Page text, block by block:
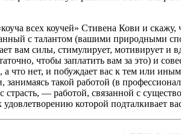
всех коучей» Стивена Кови и
с талантом (вашими природными
вам силы, стимулирует, мотивирует
чтобы заплатить вам за это) и
а что нет, и побуждает вас к тем или
занимаясь такой работой (в
страсть, — работой, связанной с
удовлетворению которой подталкивает